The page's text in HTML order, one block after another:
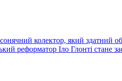
колектор, який здатний
реформатор Іло Глонті стане